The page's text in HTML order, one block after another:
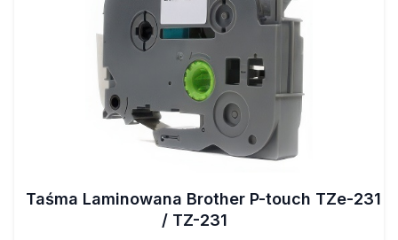
Taśma Laminowana Brother P-touch TZe-231
/ TZ-231